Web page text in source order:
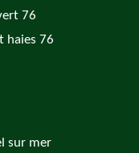
76
haies 76
sur mer